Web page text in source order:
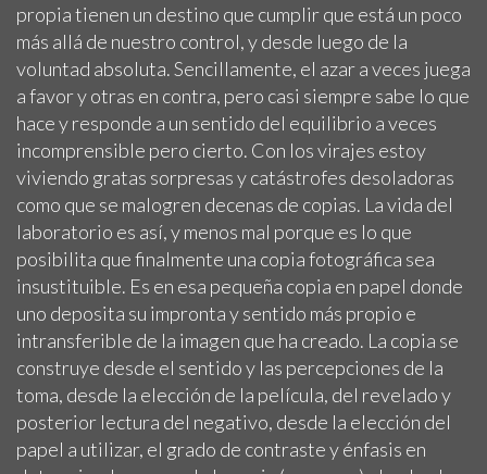
propia tienen un destino que cumplir que está un poco
más allá de nuestro control, y desde luego de la
voluntad absoluta. Sencillamente, el azar a veces juega
a favor y otras en contra, pero casi siempre sabe lo que
hace y responde a un sentido del equilibrio a veces
incomprensible pero cierto. Con los virajes estoy
viviendo gratas sorpresas y catástrofes desoladoras
como que se malogren decenas de copias. La vida del
laboratorio es así, y menos mal porque es lo que
posibilita que finalmente una copia fotográfica sea
insustituible. Es en esa pequeña copia en papel donde
uno deposita su impronta y sentido más propio e
intransferible de la imagen que ha creado. La copia se
construye desde el sentido y las percepciones de la
toma, desde la elección de la película, del revelado y
posterior lectura del negativo, desde la elección del
papel a utilizar, el grado de contraste y énfasis en